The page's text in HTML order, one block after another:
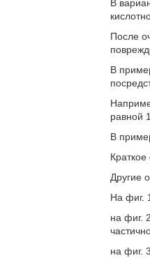
В
После
В
равной
В
Другие
На фиг.
на фиг.
на фиг.